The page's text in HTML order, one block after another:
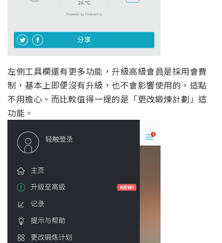
左側工具欄還有更多功能，升級高級會員是採用會費
制，基本上即便沒有升級，也不會影響使用的，這點
不用擔心。而比較值得一提的是「更改鍛煉計劃」這
功能。